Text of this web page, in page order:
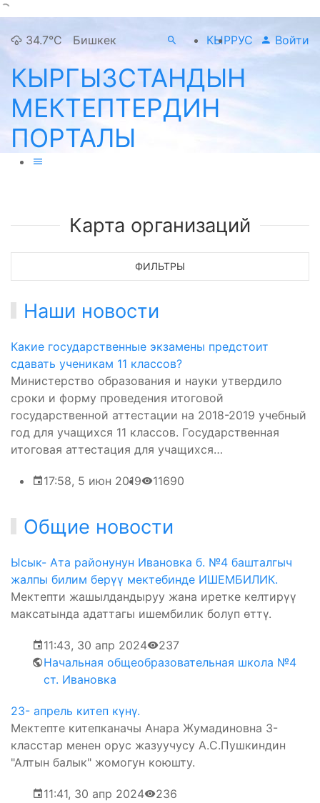
34.7°C Бишкек КЫРРУС Войти
КЫРГЫЗСТАНДЫН
МЕКТЕПТЕРДИН
ПОРТАЛЫ
Карта организаций
ФИЛЬТРЫ
Наши новости
Какие государственные экзамены предстоит
сдавать ученикам 11 классов?
Министерство образования и науки утвердило
сроки и форму проведения итоговой
государственной аттестации на 2018-2019 учебный
год для учащихся 11 классов. Государственная
итоговая аттестация для учащихся…
17:58, 5 июн 2019 11690
Общие новости
Ысык- Ата районунун Ивановка б. №4 башталгыч
жалпы билим берүү мектебинде ИШЕМБИЛИК.
Мектепти жашылдандыруу жана иретке келтирүү
максатында адаттагы ишембилик болуп өттү.
11:43, 30 апр 2024
237
Начальная общеобразовательная школа №4
ст. Ивановка
23- апрель китеп күнү.
Мектепте китепканачы Анара Жумадиновна 3-
класстар менен орус жазуучусу А.С.Пушкиндин
"Алтын балык" жомогун коюшту.
11:41, 30 апр 2024
236